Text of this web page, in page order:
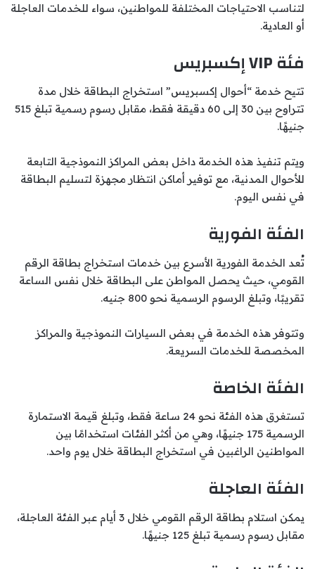
لتناسب الاحتياجات المختلفة للمواطنين، سواء للخدمات العاجلة
أو العادية.
فئة VIP إكسبريس
تتيح خدمة “أحوال إكسبريس” استخراج البطاقة خلال مدة
تتراوح بين 30 إلى 60 دقيقة فقط، مقابل رسوم رسمية تبلغ 515
جنيهًا.
ويتم تنفيذ هذه الخدمة داخل بعض المراكز النموذجية التابعة
للأحوال المدنية، مع توفير أماكن انتظار مجهزة لتسليم البطاقة
في نفس اليوم.
الفئة الفورية
تُعد الخدمة الفورية الأسرع بين خدمات استخراج بطاقة الرقم
القومي، حيث يحصل المواطن على البطاقة خلال نفس الساعة
تقريبًا، وتبلغ الرسوم الرسمية نحو 800 جنيه.
وتتوفر هذه الخدمة في بعض السيارات النموذجية والمراكز
المخصصة للخدمات السريعة.
الفئة الخاصة
تستغرق هذه الفئة نحو 24 ساعة فقط، وتبلغ قيمة الاستمارة
الرسمية 175 جنيهًا، وهي من أكثر الفئات استخدامًا بين
المواطنين الراغبين في استخراج البطاقة خلال يوم واحد.
الفئة العاجلة
يمكن استلام بطاقة الرقم القومي خلال 3 أيام عبر الفئة العاجلة،
مقابل رسوم رسمية تبلغ 125 جنيهًا.